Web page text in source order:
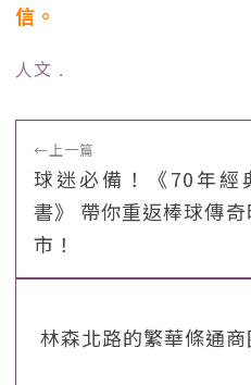
信。
人文 ﹒
←上一篇
球迷必備！《70年經
書》 帶你重返棒球傳
市！
林森北路的繁華條通